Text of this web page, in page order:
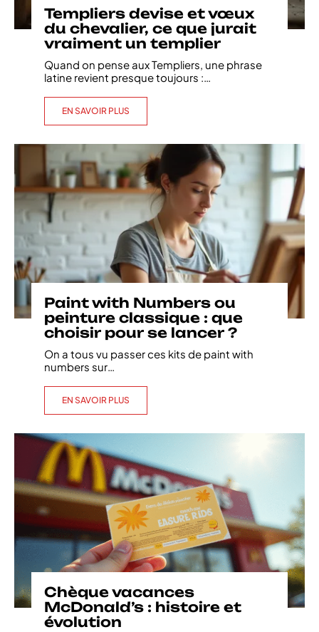
Templiers devise et vœux
du chevalier, ce que jurait
vraiment un templier
Quand on pense aux Templiers, une phrase
latine revient presque toujours :…
EN SAVOIR PLUS
Paint with Numbers ou
peinture classique : que
choisir pour se lancer ?
On a tous vu passer ces kits de paint with
numbers sur…
EN SAVOIR PLUS
Chèque vacances
McDonald’s : histoire et
évolution